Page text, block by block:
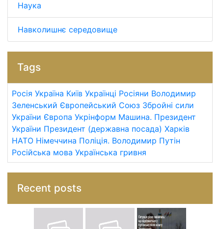
Наука
Навколишнє середовище
Tags
Росія Україна Київ Українці Росіяни Володимир
Зеленський Європейський Союз Збройні сили
України Європа Укрінформ Машина. Президент
України Президент (державна посада) Харків
НАТО Німеччина Поліція. Володимир Путін
Російська мова Українська гривня
Recent posts